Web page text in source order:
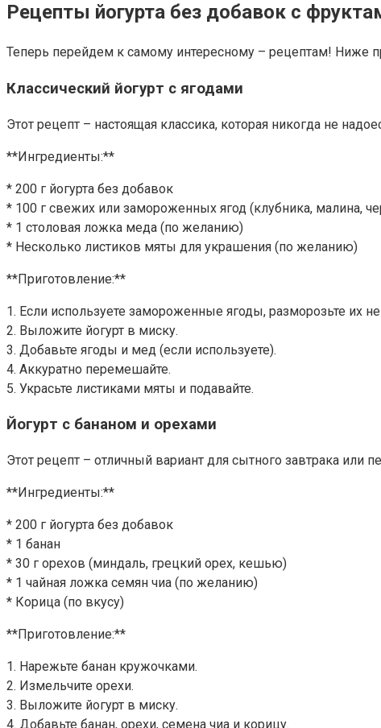
Рецепты йогурта без добавок с
Теперь перейдем к самому интересному – рецептам! Ниже
Классический йогурт с ягодами
Этот рецепт – настоящая классика, которая никогда не
**Ингредиенты:**
* 200 г йогурта без добавок
* 100 г свежих или замороженных ягод (клубника, малина,
* 1 столовая ложка меда (по желанию)
* Несколько листиков мяты для украшения (по желанию)
**Приготовление:**
1. Если используете замороженные ягоды, разморозьте их
2. Выложите йогурт в миску.
3. Добавьте ягоды и мед (если используете).
4. Аккуратно перемешайте.
5. Украсьте листиками мяты и подавайте.
Йогурт с бананом и орехами
Этот рецепт – отличный вариант для сытного завтрака или
**Ингредиенты:**
* 200 г йогурта без добавок
* 1 банан
* 30 г орехов (миндаль, грецкий орех, кешью)
* 1 чайная ложка семян чиа (по желанию)
* Корица (по вкусу)
**Приготовление:**
1. Нарежьте банан кружочками.
2. Измельчите орехи.
3. Выложите йогурт в миску.
4. Добавьте банан, орехи, семена чиа и корицу.